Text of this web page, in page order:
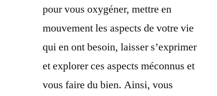
pour vous oxygéner, mettre en
mouvement les aspects de votre vie
qui en ont besoin, laisser s’exprimer
et explorer ces aspects méconnus et
vous faire du bien. Ainsi, vous